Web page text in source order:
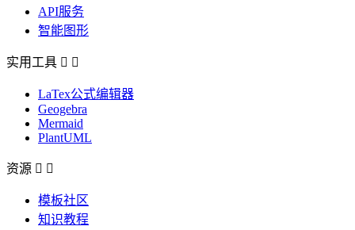
API服务
智能图形
实用工具  
LaTex公式编辑器
Geogebra
Mermaid
PlantUML
资源  
模板社区
知识教程